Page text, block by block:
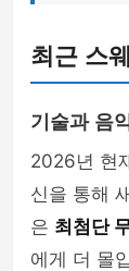
최근 스
기술과 음
2026년 현
신을 통해
은 최첨단
에게 더 몰